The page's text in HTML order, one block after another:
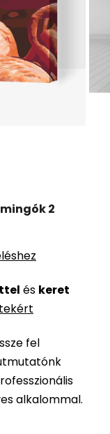
és keret
fel
alkalommal.
2